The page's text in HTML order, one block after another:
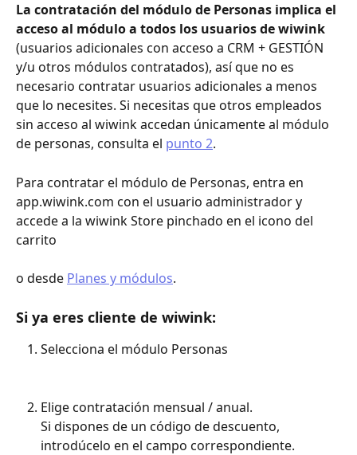
La contratación del módulo de Personas implica el
acceso al módulo a todos los usuarios de wiwink
(usuarios adicionales con acceso a CRM + GESTIÓN
y/u otros módulos contratados), así que no es
necesario contratar usuarios adicionales a menos
que lo necesites. Si necesitas que otros empleados
sin acceso al wiwink accedan únicamente al módulo
de personas, consulta el punto 2.
Para contratar el módulo de Personas, entra en
app.wiwink.com con el usuario administrador y
accede a la wiwink Store pinchado en el icono del
carrito
o desde Planes y módulos.
Si ya eres cliente de wiwink:
Selecciona el módulo Personas
Elige contratación mensual / anual.
Si dispones de un código de descuento,
introdúcelo en el campo correspondiente.